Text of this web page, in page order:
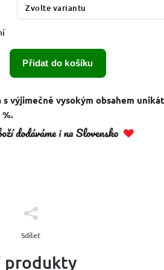
Přidat do košíku
s výjimečně vysokým obsahem
%.
Sdílet
produkty